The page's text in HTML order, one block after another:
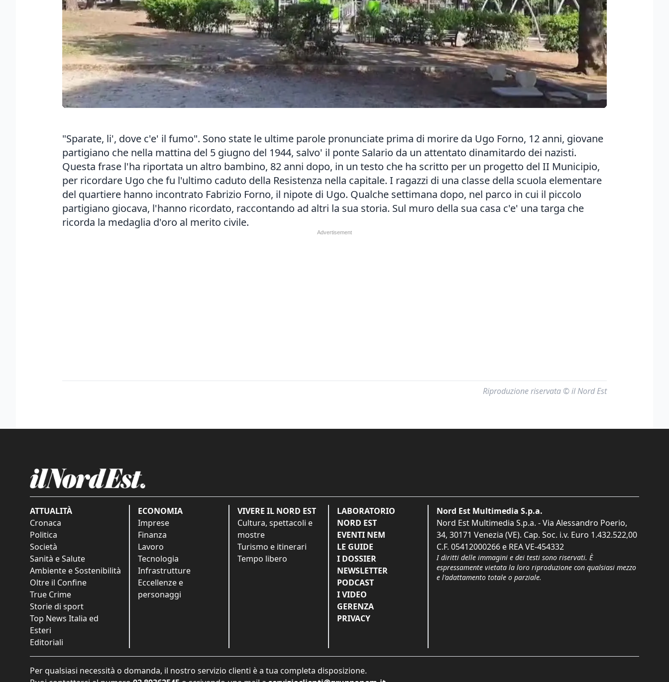
"Sparate, li', dove c'e' il fumo". Sono state le ultime parole pronunciate prima di morire da Ugo Forno, 12 anni, giovane
partigiano che nella mattina del 5 giugno del 1944, salvo' il ponte Salario da un attentato dinamitardo dei nazisti.
Questa frase l'ha riportata un altro bambino, 82 anni dopo, in un testo che ha scritto per un progetto del II Municipio,
per ricordare Ugo che fu l'ultimo caduto della Resistenza nella capitale. I ragazzi di una classe della scuola elementare
del quartiere hanno incontrato Fabrizio Forno, il nipote di Ugo. Qualche settimana dopo, nel parco in cui il piccolo
partigiano giocava, l'hanno ricordato, raccontando ad altri la sua storia. Sul muro della sua casa c'e' una targa che
ricorda la medaglia d'oro al merito civile.
Riproduzione riservata © il Nord Est
ATTUALITÀ
Cronaca
Politica
Società
Sanità e Salute
Ambiente e Sostenibilità
Oltre il Confine
True Crime
Storie di sport
Top News Italia ed
Esteri
Editoriali
ECONOMIA
Imprese
Finanza
Lavoro
Tecnologia
Infrastrutture
Eccellenze e
personaggi
VIVERE IL NORD EST
Cultura, spettacoli e
mostre
Turismo e itinerari
Tempo libero
LABORATORIO
NORD EST
EVENTI NEM
LE GUIDE
I DOSSIER
NEWSLETTER
PODCAST
I VIDEO
GERENZA
PRIVACY
Nord Est Multimedia S.p.a.
Nord Est Multimedia S.p.a. - Via Alessandro Poerio,
34, 30171 Venezia (VE). Cap. Soc. i.v. Euro 1.432.522,00
C.F. 05412000266 e REA VE-454332
I diritti delle immagini e dei testi sono riservati. È
espressamente vietata la loro riproduzione con qualsiasi mezzo
e l'adattamento totale o parziale.
Per qualsiasi necessità o domanda, il nostro servizio clienti è a tua completa disposizione.